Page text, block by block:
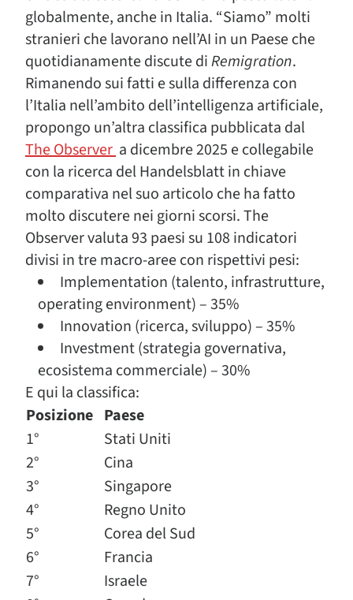
globalmente, anche in Italia. “Siamo” molti
stranieri che lavorano nell’AI in un Paese che
quotidianamente discute diRemigration.
Rimanendo sui fatti e sulla differenza con
l’Italia nell’ambito dell’intelligenza artificiale,
propongo un’altra classifica pubblicata dal
The Observera dicembre 2025 e collegabile
con la ricerca del Handelsblatt in chiave
comparativa nel suo articolo che ha fatto
molto discutere nei giorni scorsi. The
Observer valuta 93 paesi su 108 indicatori
divisi in tre macro-aree con rispettivi pesi:
Implementation (talento, infrastrutture,
operating environment) – 35%
Innovation (ricerca, sviluppo) – 35%
Investment (strategia governativa,
ecosistema commerciale) – 30%
E qui la classifica:
Posizione Paese
1°
Stati Uniti
2°
Cina
3°
Singapore
4°
Regno Unito
5°
Corea del Sud
6°
Francia
7°
Israele